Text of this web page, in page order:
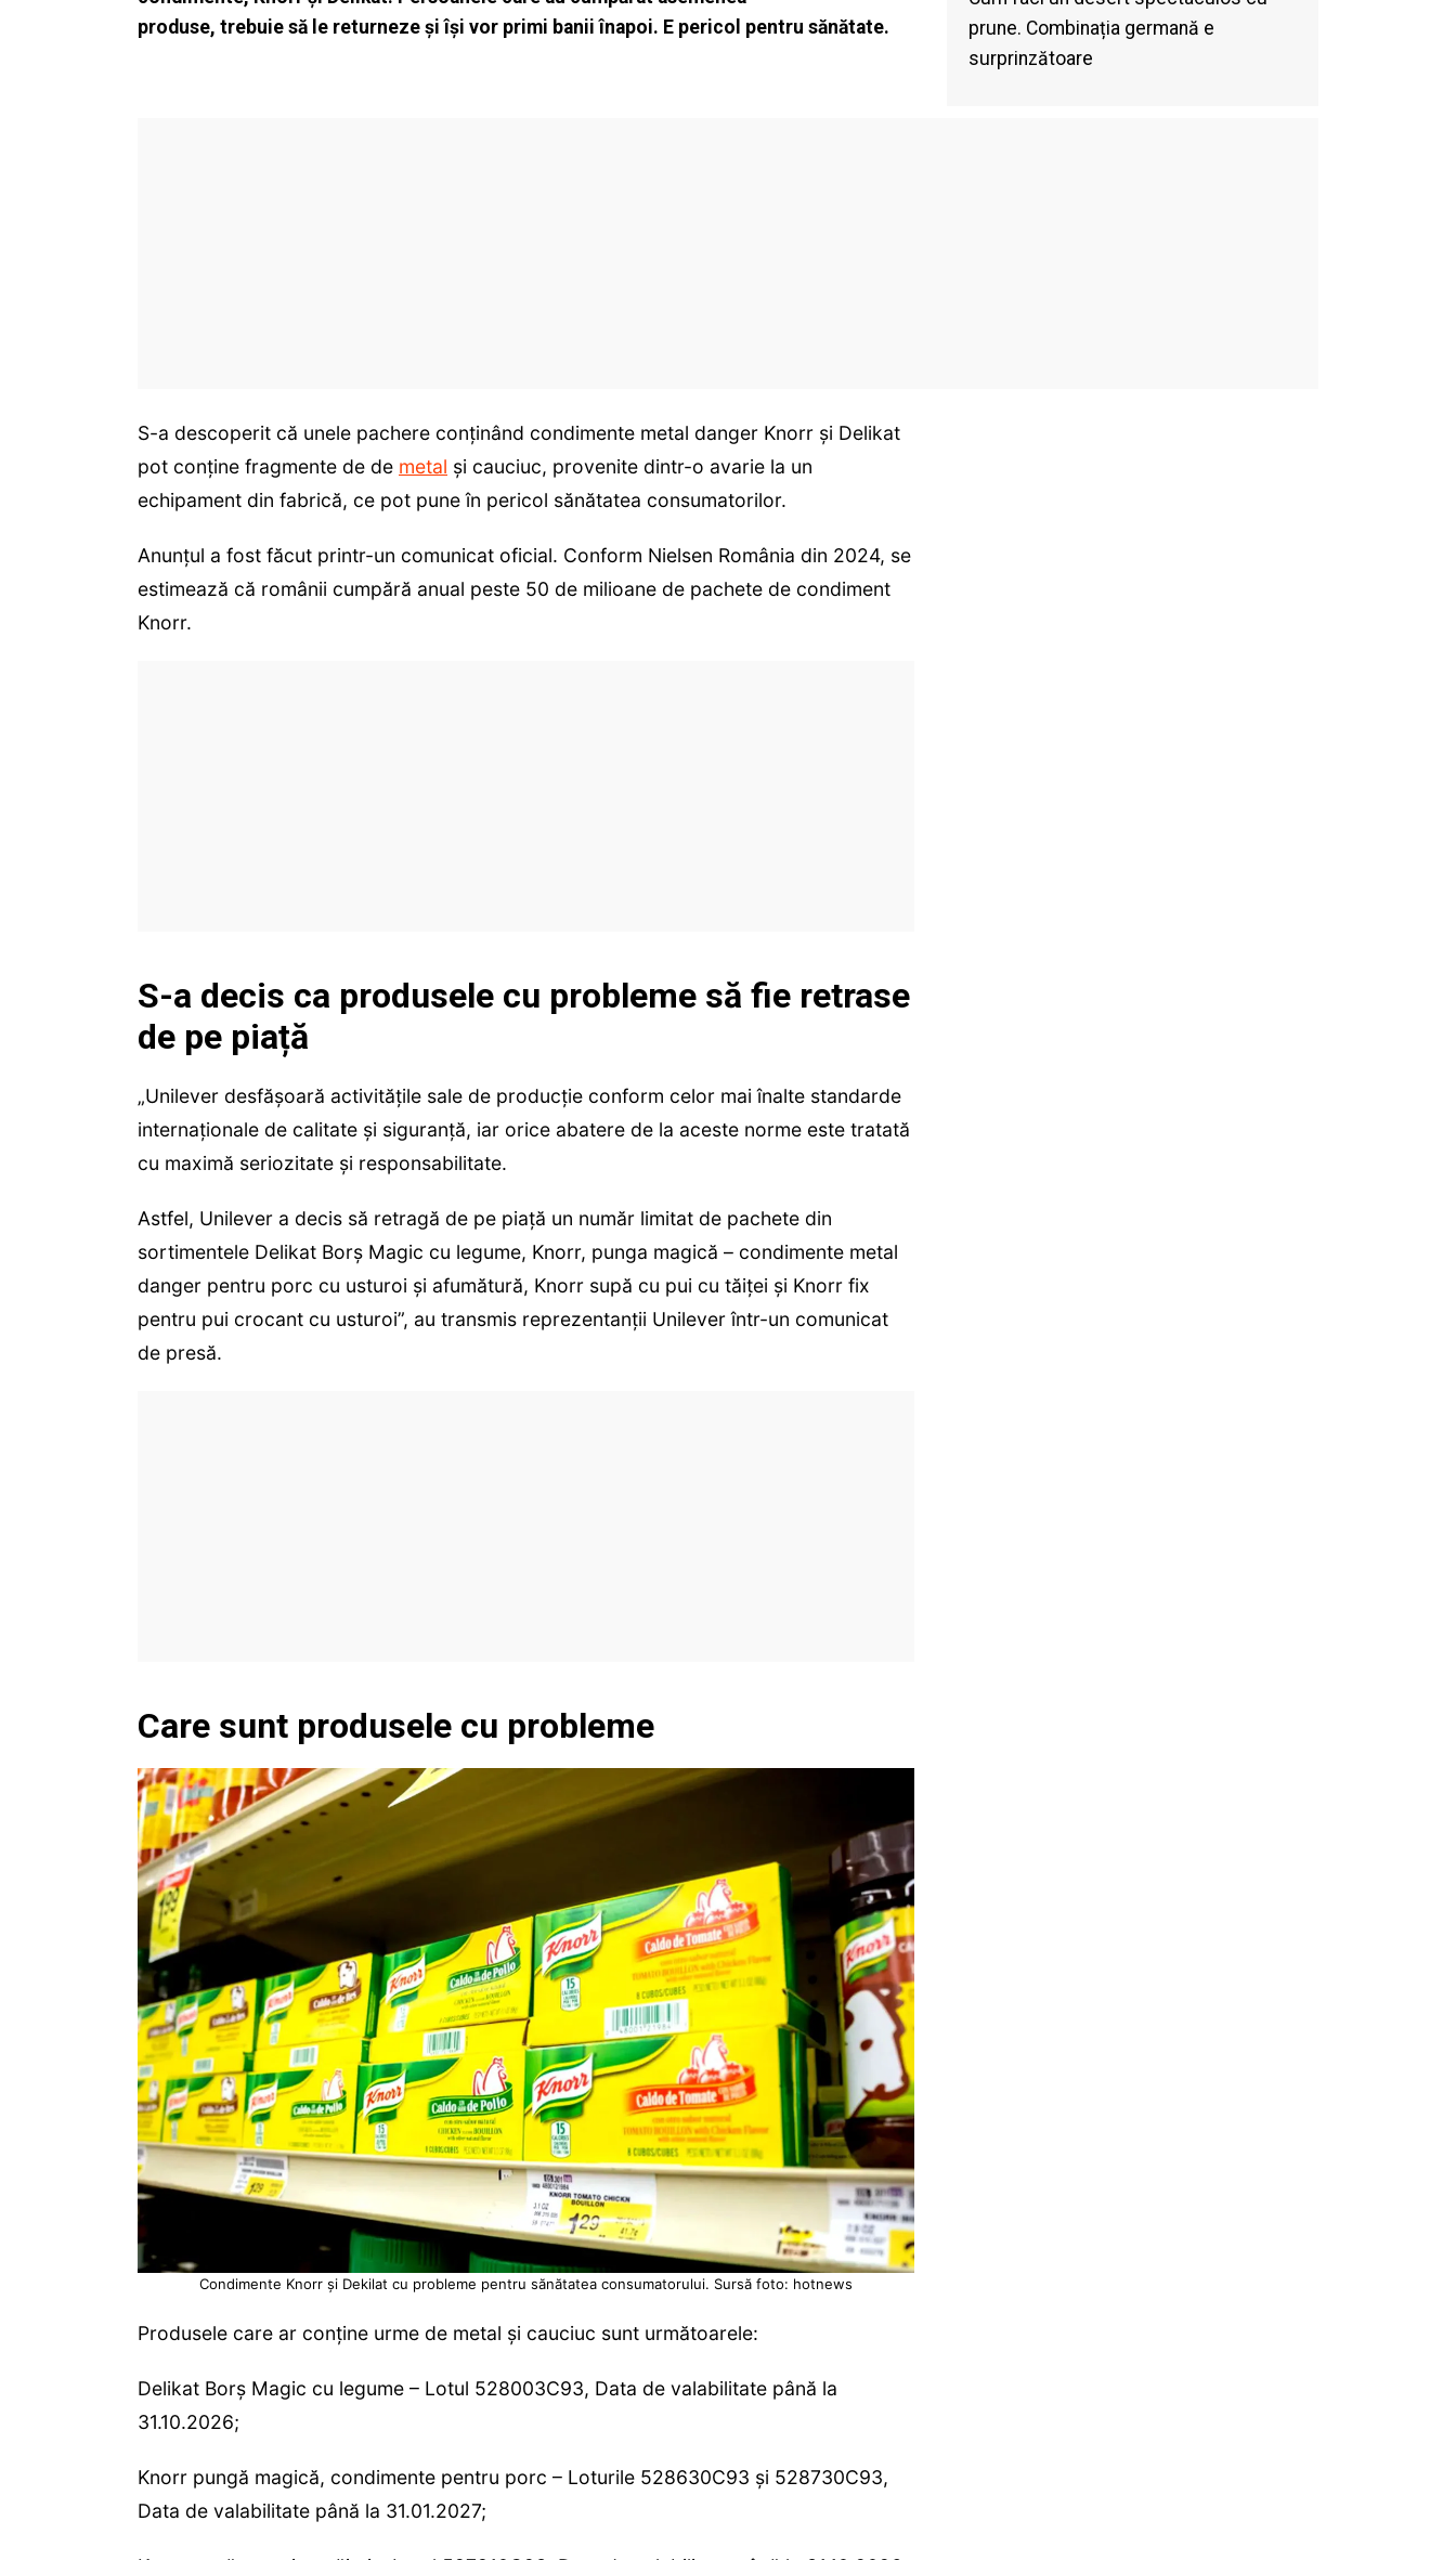
produse, trebuie să le returneze și își vor primi banii înapoi. E pericol pentru sănătate.
prune. Combinația germană e
surprinzătoare
S-a descoperit că unele pachere conținând condimente metal danger Knorr și Delikat
pot conține fragmente de de metal și cauciuc, provenite dintr-o avarie la un
echipament din fabrică, ce pot pune în pericol sănătatea consumatorilor.
Anunțul a fost făcut printr-un comunicat oficial. Conform Nielsen România din 2024, se
estimează că românii cumpără anual peste 50 de milioane de pachete de condiment
Knorr.
S-a decis ca produsele cu probleme să fie retrase
de pe piață
„Unilever desfăşoară activităţile sale de producţie conform celor mai înalte standarde
internaţionale de calitate şi siguranţă, iar orice abatere de la aceste norme este tratată
cu maximă seriozitate şi responsabilitate.
Astfel, Unilever a decis să retragă de pe piaţă un număr limitat de pachete din
sortimentele Delikat Borş Magic cu legume, Knorr, punga magică – condimente metal
danger pentru porc cu usturoi şi afumătură, Knorr supă cu pui cu tăiţei şi Knorr fix
pentru pui crocant cu usturoi”, au transmis reprezentanții Unilever într-un comunicat
de presă.
Care sunt produsele cu probleme
Condimente Knorr și Dekilat cu probleme pentru sănătatea consumatorului. Sursă foto: hotnews
Produsele care ar conține urme de metal și cauciuc sunt următoarele:
Delikat Borş Magic cu legume – Lotul 528003C93, Data de valabilitate până la
31.10.2026;
Knorr pungă magică, condimente pentru porc – Loturile 528630C93 şi 528730C93,
Data de valabilitate până la 31.01.2027;